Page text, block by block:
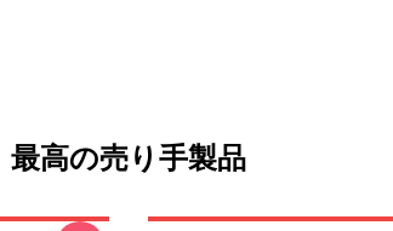
最高の売り手製品